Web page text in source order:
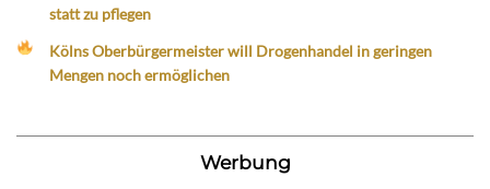
statt zu pflegen
Kölns Oberbürgermeister will Drogenhandel in geringen
Mengen noch ermöglichen
Werbung